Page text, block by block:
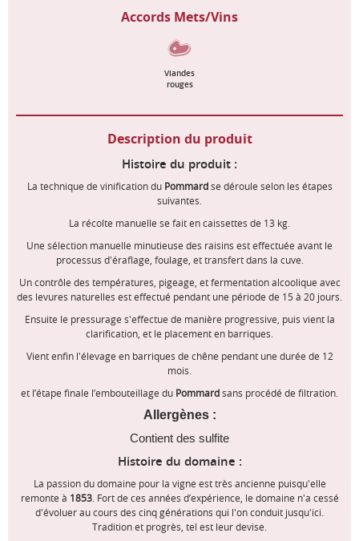
Accords Mets/Vins
Viandes
rouges
Description du produit
Histoire du produit :
La technique de vinification du Pommardse déroule selon les étapes
suivantes.
La récolte manuelle se fait en caissettes de 13 kg.
Une sélection manuelle minutieuse des raisins est effectuée avant le
processus d'éraflage, foulage, et transfert dans la cuve.
Un contrôle des températures, pigeage, et fermentation alcoolique avec
des levures naturelles est effectué pendant une période de 15 à 20 jours.
Ensuite le pressurage s'effectue de manière progressive, puis vient la
clarification, et le placement en barriques.
Vient enfin l'élevage en barriques de chêne pendant une durée de 12
mois.
et l’étape finale l’embouteillage du Pommardsans procédé de filtration.
Allergènes :
Contient des sulfite
Histoire du domaine :
La passion du domaine pour la vigne est très ancienne puisqu'elle
remonte à 1853. Fort de ces années d’expérience, le domaine n'a cessé
d'évoluer au cours des cinq générations qui l'on conduit jusqu'ici.
Tradition et progrès, tel est leur devise.